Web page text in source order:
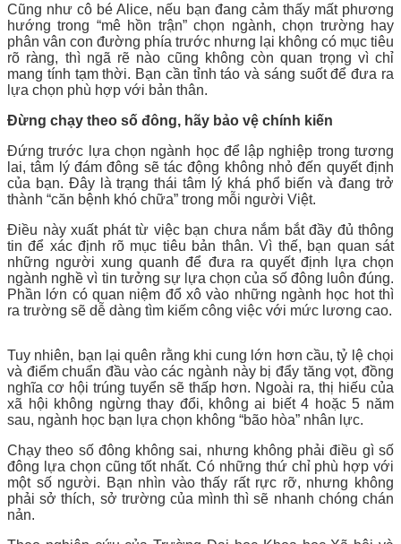
Cũng như cô bé Alice, nếu bạn đang cảm thấy mất phương
hướng trong “mê hồn trận” chọn ngành, chọn trường hay
phân vân con đường phía trước nhưng lại không có mục tiêu
rõ ràng, thì ngã rẽ nào cũng không còn quan trọng vì chỉ
mang tính tạm thời. Bạn cần tỉnh táo và sáng suốt để đưa ra
lựa chọn phù hợp với bản thân.
Đừng chạy theo số đông, hãy bảo vệ chính kiến
Đứng trước lựa chọn ngành học để lập nghiệp trong tương
lai, tâm lý đám đông sẽ tác động không nhỏ đến quyết định
của bạn. Đây là trạng thái tâm lý khá phổ biến và đang trở
thành “căn bệnh khó chữa” trong mỗi người Việt.
Điều này xuất phát từ việc bạn chưa nắm bắt đầy đủ thông
tin để xác định rõ mục tiêu bản thân. Vì thế, bạn quan sát
những người xung quanh để đưa ra quyết định lựa chọn
ngành nghề vì tin tưởng sự lựa chọn của số đông luôn đúng.
Phần lớn có quan niệm đổ xô vào những ngành học hot thì
ra trường sẽ dễ dàng tìm kiếm công việc với mức lương cao.
Tuy nhiên, bạn lại quên rằng khi cung lớn hơn cầu, tỷ lệ chọi
và điểm chuẩn đầu vào các ngành này bị đẩy tăng vọt, đồng
nghĩa cơ hội trúng tuyển sẽ thấp hơn. Ngoài ra, thị hiếu của
xã hội không ngừng thay đổi, không ai biết 4 hoặc 5 năm
sau, ngành học bạn lựa chọn không “bão hòa” nhân lực.
Chạy theo số đông không sai, nhưng không phải điều gì số
đông lựa chọn cũng tốt nhất. Có những thứ chỉ phù hợp với
một số người. Bạn nhìn vào thấy rất rực rỡ, nhưng không
phải sở thích, sở trường của mình thì sẽ nhanh chóng chán
nản.